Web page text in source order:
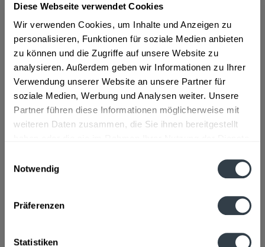
Diese Webseite verwendet Cookies
Wir verwenden Cookies, um Inhalte und Anzeigen zu
personalisieren, Funktionen für soziale Medien anbieten
zu können und die Zugriffe auf unsere Website zu
analysieren. Außerdem geben wir Informationen zu Ihrer
Verwendung unserer Website an unsere Partner für
soziale Medien, Werbung und Analysen weiter. Unsere
Partner führen diese Informationen möglicherweise mit
weiteren Daten zusammen, die Sie ihnen bereitgestellt
Notwendig
Präferenzen
Statistiken
ab 20,01 € *
Inhalt:3 Liter (6,67 € * / 1 Liter)
inkl. MwSt.ggf. zzgl. Erschwerniszuschlag
Vorrätig
In den Warenkorb
Artikel-Nr.:
38017
Verfügbar in:
mehr
Material: